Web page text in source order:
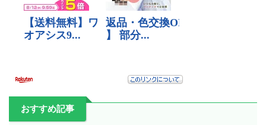
おすすめ記事